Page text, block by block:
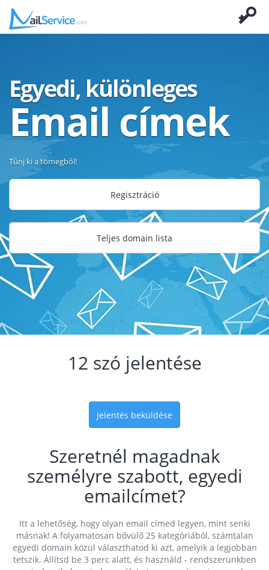
Egyedi, különleges
Email címek
Tűnj ki a tömegből!
Regisztráció
Teljes domain lista
12 szó jelentése
Jelentés beküldése
Szeretnél magadnak
személyre szabott, egyedi
emailcímet?
Itt a lehetőség, hogy olyan email címed legyen, mint senki
másnak! A folyamatosan bővülő 25 kategóriából, számtalan
egyedi domain közül választhatod ki azt, amelyik a legjobban
tetszik. Állítsd be 3 perc alatt, és használd - rendszerünkben